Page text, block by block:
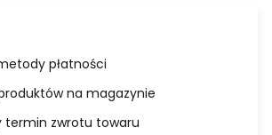
płatności
na magazynie
termin zwrotu towaru